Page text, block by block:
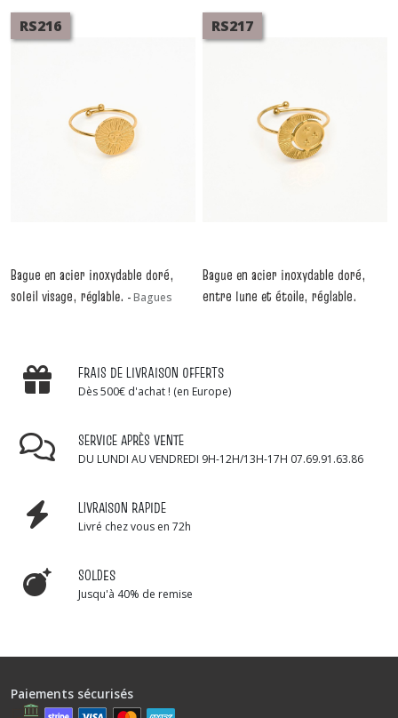
RS216
Bague en acier inoxydable doré,
soleil visage, réglable. -Bagues
RS217
Bague en acier inoxydable doré,
entre lune et étoile, réglable.
FRAIS DE LIVRAISON OFFERTS
Dès 500€ d'achat ! (en Europe)
SERVICE APRÈS VENTE
DU LUNDI AU VENDREDI 9H-12H/13H-17H 07.69.91.63.86
LIVRAISON RAPIDE
Livré chez vous en 72h
SOLDES
Jusqu'à 40% de remise
Paiements sécurisés